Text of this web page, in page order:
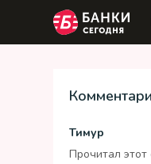
Тимур
Прочитал